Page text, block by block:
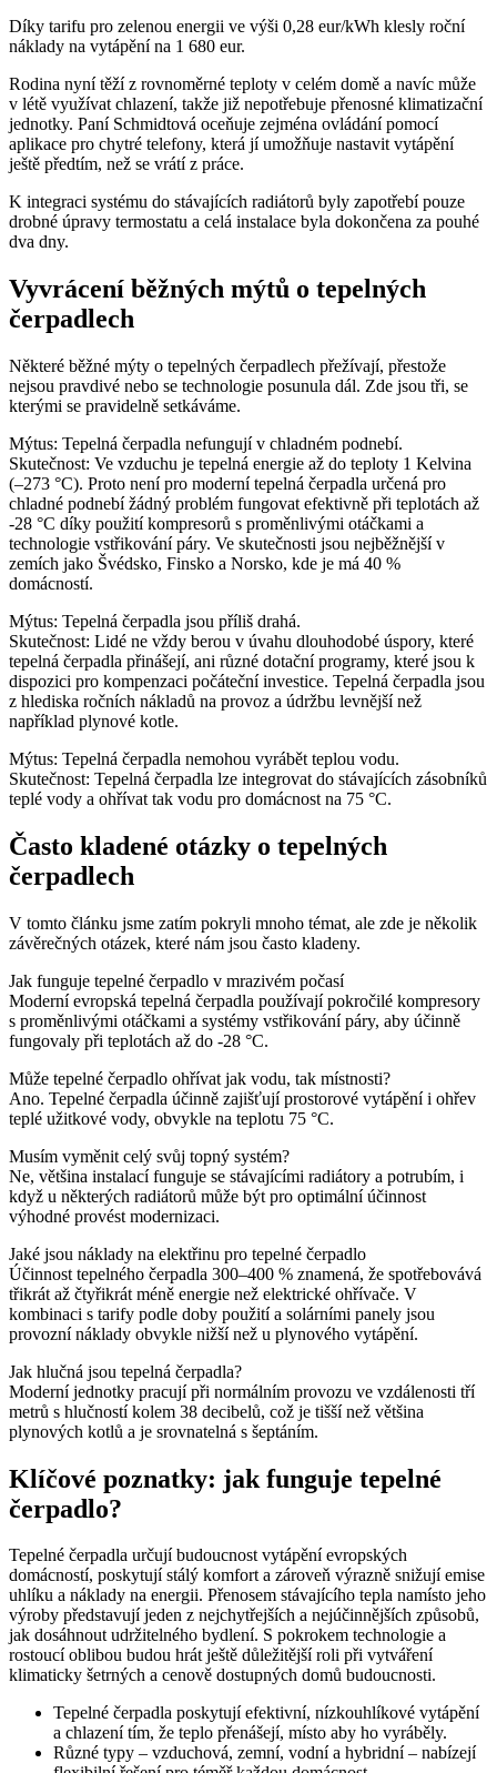
Díky tarifu pro zelenou energii ve výši 0,28 eur/kWh klesly roční
náklady na vytápění na 1 680 eur.
Rodina nyní těží z rovnoměrné teploty v celém domě a navíc může
v létě využívat chlazení, takže již nepotřebuje přenosné klimatizační
jednotky. Paní Schmidtová oceňuje zejména ovládání pomocí
aplikace pro chytré telefony, která jí umožňuje nastavit vytápění
ještě předtím, než se vrátí z práce.
K integraci systému do stávajících radiátorů byly zapotřebí pouze
drobné úpravy termostatu a celá instalace byla dokončena za pouhé
dva dny.
Vyvrácení běžných mýtů o tepelných
čerpadlech
Některé běžné mýty o tepelných čerpadlech přežívají, přestože
nejsou pravdivé nebo se technologie posunula dál. Zde jsou tři, se
kterými se pravidelně setkáváme.
Mýtus: Tepelná čerpadla nefungují v chladném podnebí.
Skutečnost: Ve vzduchu je tepelná energie až do teploty 1 Kelvina
(–273 °C). Proto není pro moderní tepelná čerpadla určená pro
chladné podnebí žádný problém fungovat efektivně při teplotách až
-28 °C díky použití kompresorů s proměnlivými otáčkami a
technologie vstřikování páry. Ve skutečnosti jsou nejběžnější v
zemích jako Švédsko, Finsko a Norsko, kde je má 40 %
domácností.
Mýtus: Tepelná čerpadla jsou příliš drahá.
Skutečnost: Lidé ne vždy berou v úvahu dlouhodobé úspory, které
tepelná čerpadla přinášejí, ani různé dotační programy, které jsou k
dispozici pro kompenzaci počáteční investice. Tepelná čerpadla jsou
z hlediska ročních nákladů na provoz a údržbu levnější než
například plynové kotle.
Mýtus: Tepelná čerpadla nemohou vyrábět teplou vodu.
Skutečnost: Tepelná čerpadla lze integrovat do stávajících zásobníků
teplé vody a ohřívat tak vodu pro domácnost na 75 °C.
Často kladené otázky o tepelných
čerpadlech
V tomto článku jsme zatím pokryli mnoho témat, ale zde je několik
závěrečných otázek, které nám jsou často kladeny.
Jak funguje tepelné čerpadlo v mrazivém počasí
Moderní evropská tepelná čerpadla používají pokročilé kompresory
s proměnlivými otáčkami a systémy vstřikování páry, aby účinně
fungovaly při teplotách až do -28 °C.
Může tepelné čerpadlo ohřívat jak vodu, tak místnosti?
Ano. Tepelné čerpadla účinně zajišťují prostorové vytápění i ohřev
teplé užitkové vody, obvykle na teplotu 75 °C.
Musím vyměnit celý svůj topný systém?
Ne, většina instalací funguje se stávajícími radiátory a potrubím, i
když u některých radiátorů může být pro optimální účinnost
výhodné provést modernizaci.
Jaké jsou náklady na elektřinu pro tepelné čerpadlo
Účinnost tepelného čerpadla 300–400 % znamená, že spotřebovává
třikrát až čtyřikrát méně energie než elektrické ohřívače. V
kombinaci s tarify podle doby použití a solárními panely jsou
provozní náklady obvykle nižší než u plynového vytápění.
Jak hlučná jsou tepelná čerpadla?
Moderní jednotky pracují při normálním provozu ve vzdálenosti tří
metrů s hlučností kolem 38 decibelů, což je tišší než většina
plynových kotlů a je srovnatelná s šeptáním.
Klíčové poznatky: jak funguje tepelné
čerpadlo?
Tepelné čerpadla určují budoucnost vytápění evropských
domácností, poskytují stálý komfort a zároveň výrazně snižují emise
uhlíku a náklady na energii. Přenosem stávajícího tepla namísto jeho
výroby představují jeden z nejchytřejších a nejúčinnějších způsobů,
jak dosáhnout udržitelného bydlení. S pokrokem technologie a
rostoucí oblibou budou hrát ještě důležitější roli při vytváření
klimaticky šetrných a cenově dostupných domů budoucnosti.
Tepelné čerpadla poskytují efektivní, nízkouhlíkové vytápění
a chlazení tím, že teplo přenášejí, místo aby ho vyráběly.
Různé typy – vzduchová, zemní, vodní a hybridní – nabízejí